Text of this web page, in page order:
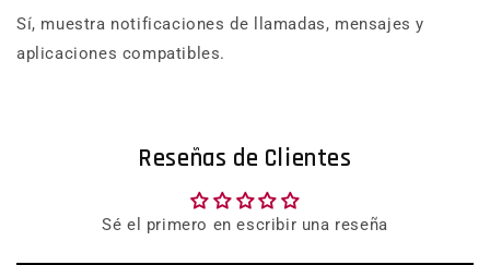
Sí, muestra notificaciones de llamadas, mensajes y
aplicaciones compatibles.
Reseñas de Clientes
Sé el primero en escribir una reseña